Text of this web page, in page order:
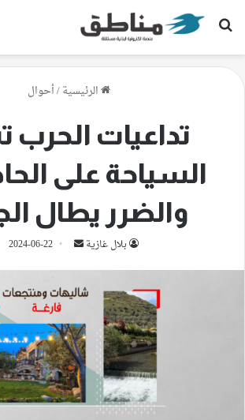
بحث عن
الرئيسية/أحوال
تداعيات
السياحة على
والضرر يطال
بلال غازية
أرسل 2024-06-22